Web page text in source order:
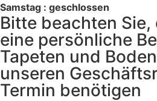
Samstag : geschlossen
Bitte beachten Sie,
eine persönliche
Tapeten und
unseren
Termin benötigen